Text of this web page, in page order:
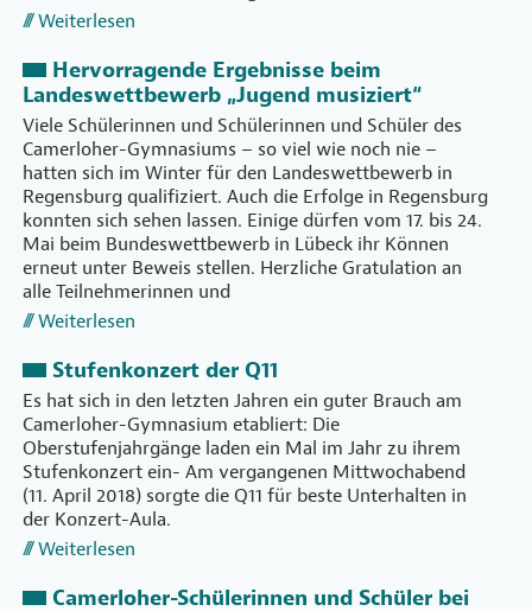
Weiterlesen
Hervorragende Ergebnisse beim
Landeswettbewerb „Jugend musiziert“
Viele Schülerinnen und Schülerinnen und Schüler des
Camerloher-Gymnasiums – so viel wie noch nie –
hatten sich im Winter für den Landeswettbewerb in
Regensburg qualifiziert. Auch die Erfolge in Regensburg
konnten sich sehen lassen. Einige dürfen vom 17. bis 24.
Mai beim Bundeswettbewerb in Lübeck ihr Können
erneut unter Beweis stellen. Herzliche Gratulation an
alle Teilnehmerinnen und
Weiterlesen
Stufenkonzert der Q11
Es hat sich in den letzten Jahren ein guter Brauch am
Camerloher-Gymnasium etabliert: Die
Oberstufenjahrgänge laden ein Mal im Jahr zu ihrem
Stufenkonzert ein- Am vergangenen Mittwochabend
(11. April 2018) sorgte die Q11 für beste Unterhalten in
der Konzert-Aula.
Weiterlesen
Camerloher-Schülerinnen und Schüler bei